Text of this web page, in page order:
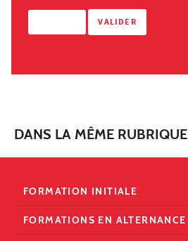
DANS LA MÊME RUBRIQUE
FORMATION INITIALE
FORMATIONS EN ALTERNANCE